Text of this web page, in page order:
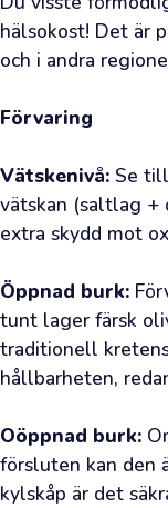
doften
av
färsk
ledde
till
vår
webbutik.
Vi
har
redan
väntat
ditt
besök.
Detta
hälsokost! Det är
och i andra
Förvaring
Vätskenivå: Se
vätskan (saltlag +
extra skydd mot
Öppnad burk:
tunt lager färsk
traditionell
hållbarheten,
Oöppnad burk:
försluten kan den
kylskåp är det